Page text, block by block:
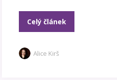
Celý článek
Alice Kirš